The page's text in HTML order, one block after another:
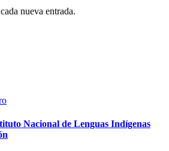
nueva entrada.
Nacional de Lenguas Indígenas